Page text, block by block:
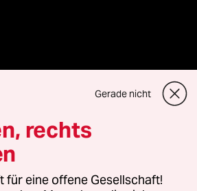
Vertriebs GmbH
rechtlichen Fragen oder für Genehmigungen
Gerade nicht
rechts
eine offene Gesellschaft!